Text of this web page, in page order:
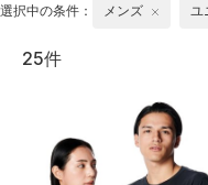
選択中の条件： メンズ ユ
25件